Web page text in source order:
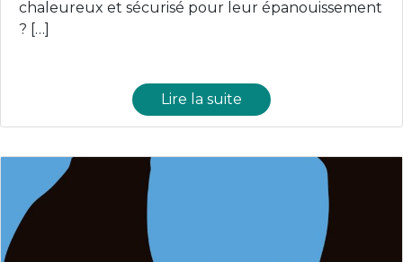
chaleureux et sécurisé pour leur épanouissement
? […]
Lire la suite